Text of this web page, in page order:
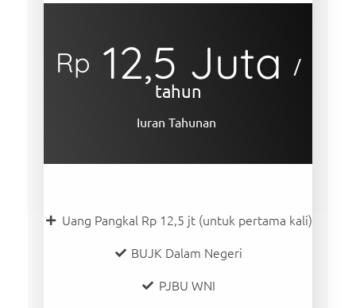
Rp 12,5 Juta
/
tahun
Iuran Tahunan
Uang Pangkal Rp 12,5 jt (untuk pertama kali)
BUJK Dalam Negeri
PJBU WNI